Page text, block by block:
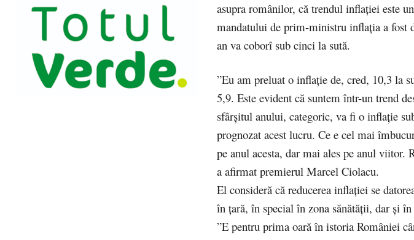
asupra românilor, că trendul inflaţiei este
mandatului de prim-ministru inflaţia a fost
an va coborî sub cinci la sută.
”Eu am preluat o inflaţie de, cred, 10,3 la
5,9. Este evident că suntem într-un trend
sfârşitul anului, categoric, va fi o inflaţie
prognozat acest lucru. Ce e cel mai
pe anul acesta, dar mai ales pe anul viitor.
a afirmat premierul Marcel Ciolacu.
El consideră că reducerea inflaţiei se
în ţară, în special în zona sănătăţii, dar şi
”E pentru prima oară în istoria României